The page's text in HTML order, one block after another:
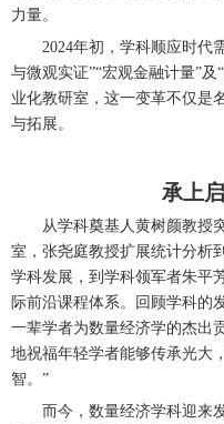
力量。
2024年初，学科顺应时代
与微观实证”“宏观金融计量”
业化教研室 ， 这一变革不仅是
与拓展。
承上
从学科奠基人黄树颜教授
室，张尧庭教授扩展统计分析
学科发展 ，到学科领军者朱平
际前沿课程体系。 回顾学科的
一辈学者为数量经济学的杰出
地祝福年轻学者能够传承光大
智。”
而今，数量经济学科迎来